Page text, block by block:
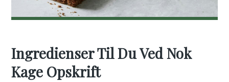
Ingredienser Til Du Ved Nok
Kage Opskrift